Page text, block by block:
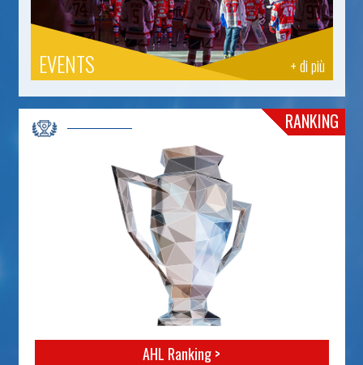
+ di più
EVENTS
RANKING
AHL Ranking >